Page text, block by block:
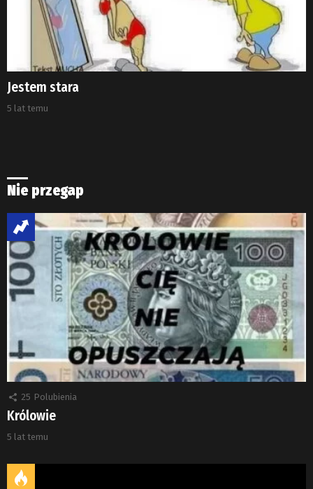
Jestem stara
5 lat temu
Nie przegap
25 Polubienia
Królowie
5 lat temu